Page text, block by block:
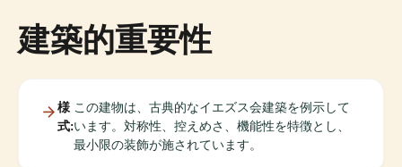
建築的重要性
様
式:
この建物は、古典的なイエズス会建築を例示して
います。対称性、控えめさ、機能性を特徴とし、
最小限の装飾が施されています。